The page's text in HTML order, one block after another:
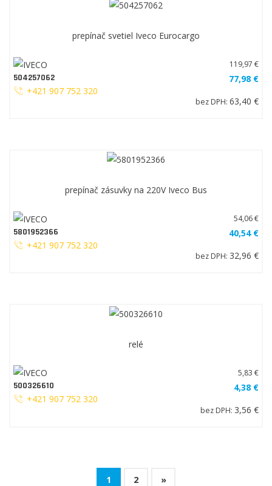
prepínač svetiel Iveco Eurocargo
504257062
+421 907 752 320
119,97 €
77,98 €
bez DPH: 63,40 €
prepínač zásuvky na 220V Iveco Bus
5801952366
+421 907 752 320
54,06 €
40,54 €
bez DPH: 32,96 €
relé
500326610
+421 907 752 320
5,83 €
4,38 €
bez DPH: 3,56 €
1 2 »